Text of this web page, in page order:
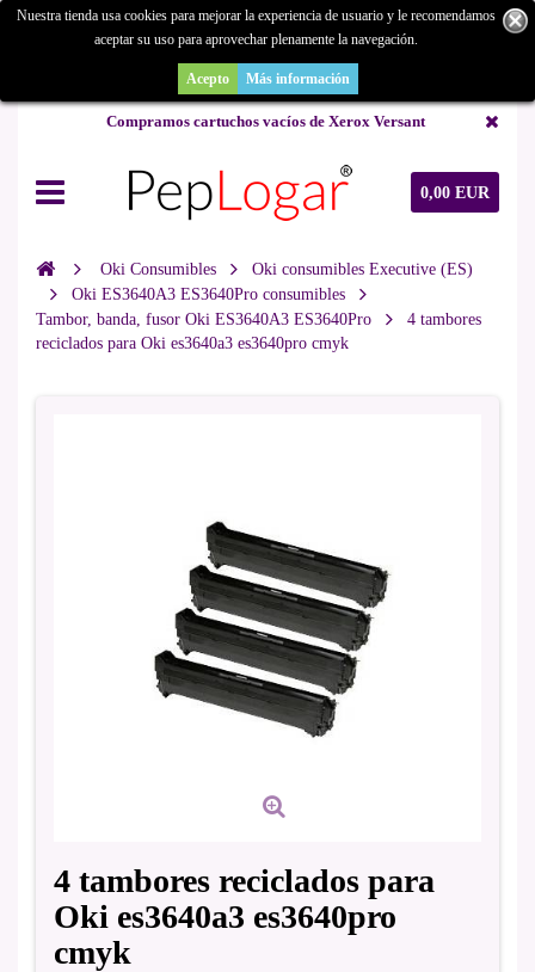
¿Buscas un repuesto de copiadora o buscas una de ocasión y no la
encuentras? Consúltanos.
Compramos cartuchos vacíos de Xerox Versant
0,00 EUR
Nuestra tienda usa cookies para mejorar la experiencia de usuario y le recomendamos
aceptar su uso para aprovechar plenamente la navegación.
Acepto Más información
Oki Consumibles
Oki consumibles Executive (ES)
Oki ES3640A3 ES3640Pro consumibles
Tambor, banda, fusor Oki ES3640A3 ES3640Pro
4 tambores
reciclados para Oki es3640a3 es3640pro cmyk
4 tambores reciclados para
Oki es3640a3 es3640pro
cmyk